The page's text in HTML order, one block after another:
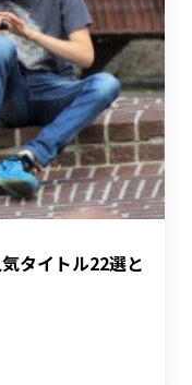
タイトル22選と